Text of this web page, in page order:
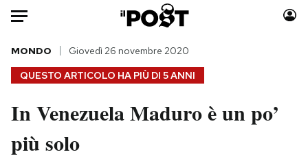
Auto
HOME
Italia
Politica
Moda
QUESTO ARTICOLO HA PIÙ DI 5 ANNI
MONDO Giovedì 26 novembre 2020
In Venezuela Maduro è un po’
più solo